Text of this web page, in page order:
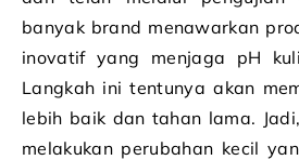
banyak brand menawarkan
inovatif yang menjaga pH
Langkah ini tentunya akan
lebih baik dan tahan lama.
melakukan perubahan kecil